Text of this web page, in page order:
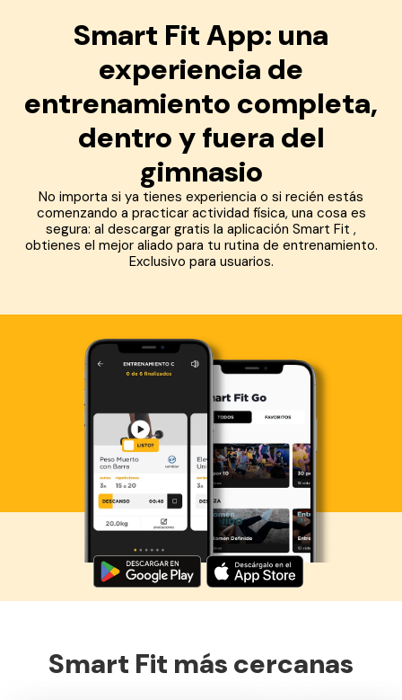
Smart Fit App: una
experiencia de
entrenamiento completa,
dentro y fuera del
gimnasio
No importa si ya tienes experiencia o si recién estás
comenzando a practicar actividad física, una cosa es
segura: al descargar gratis la aplicación Smart Fit ,
obtienes el mejor aliado para tu rutina de entrenamiento.
Exclusivo para usuarios.
Descarga ahora lo Smart Fit App
Smart Fit más cercanas